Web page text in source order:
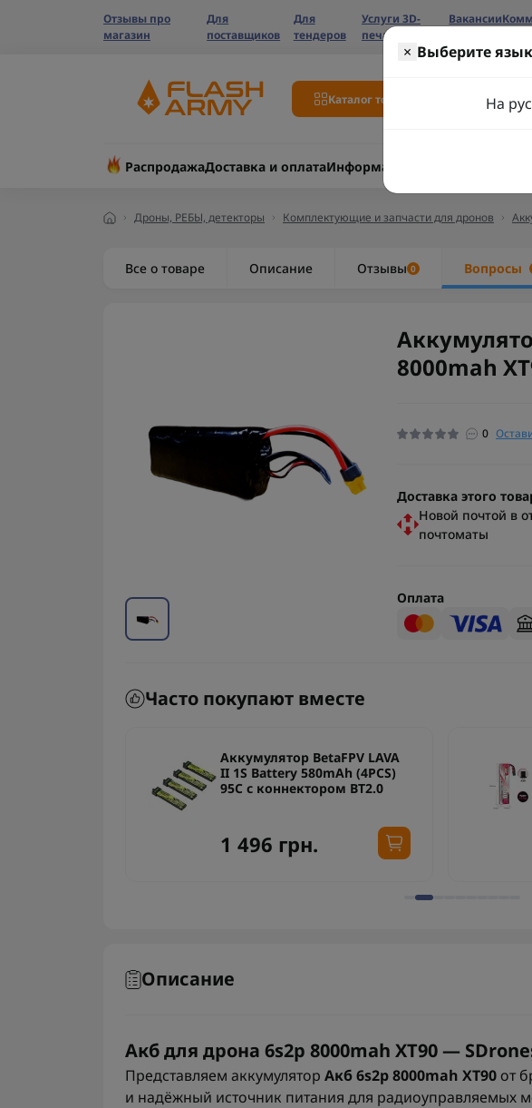
Отзывы про
магазин
Для
поставщиков
Для
тендеров
Услуги 3D-
печати
Вакансии
Каталог товаров
РаспродажаДоставка и оплатаИнформация
Дроны, РЕБЫ, детекторы Комплектующие и запчасти для дронов
× Выберите
На
Все о товаре Описание Отзывы 0 Вопросы
8000mah
0
Доставка этого
Новой почтой в
почтоматы
Оплата
Часто покупают вместе
Аккумулятор BetaFPV LAVA
II 1S Battery 580mAh (4PCS)
95C с коннектором BT2.0
1 496 грн.
Описание
Акб для дрона 6s2p 8000mah XT90 —
Представляем аккумулятор Акб 6s2p 8000mah XT90от
и надёжный источник питания для радиоуправляемых